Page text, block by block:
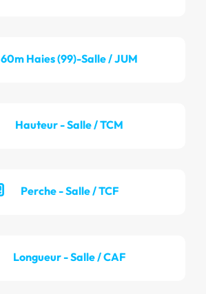
60m Haies (99)-Salle / JUM
Hauteur - Salle / TCM
Perche - Salle / TCF
Longueur - Salle / CAF